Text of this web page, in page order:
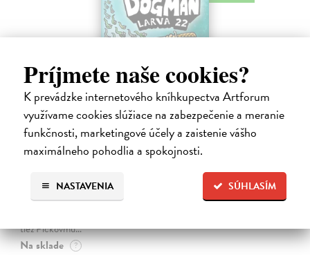
Príjmete naše cookies?
K prevádzke internetového kníhkupectva Artforum
využívame cookies slúžiace na zabezpečenie a meranie
funkčnosti, marketingové účely a zaistenie vášho
maximálneho pohodlia a spokojnosti.
SÚHLASÍM
NASTAVENIA
Dogman 8. Larva 22
Dogman je späť! V ôsmej knihe dobrodružstiev svetoznámeho poliša
so psou hlavou náš hrdina čelí zlej Víle Cile, oblude Kôrovi
tiež Pickovmu…
Na sklade ?